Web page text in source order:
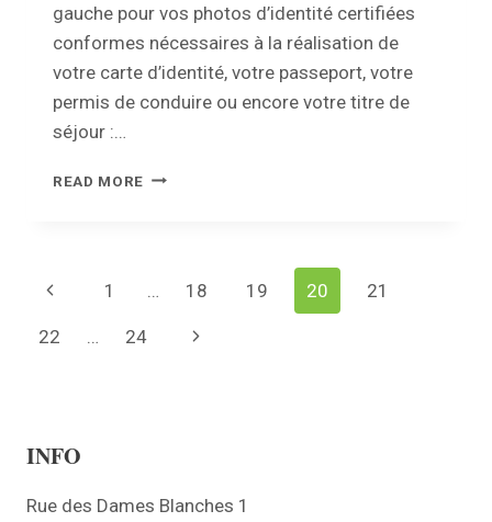
gauche pour vos photos d’identité certifiées
conformes nécessaires à la réalisation de
votre carte d’identité, votre passeport, votre
permis de conduire ou encore votre titre de
séjour :…
READ MORE UNE
VOTRE
DANS
Page
navigation
Previous
Page
1 … 18 19 20 21
22 … 24
Next
INFO
Rue des Dames Blanches 1